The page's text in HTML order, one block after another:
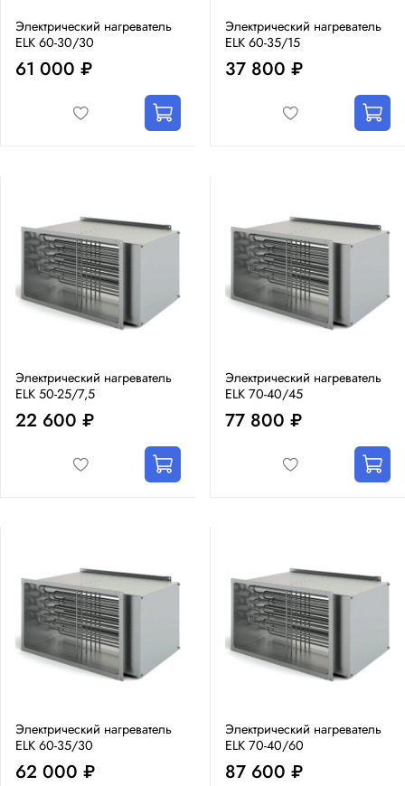
Электрический нагреватель
ELK 60-30/30
61 000 ₽
Электрический нагреватель
ELK 60-35/15
37 800 ₽
Электрический нагреватель
ELK 50-25/7,5
22 600 ₽
Электрический нагреватель
ELK 70-40/45
77 800 ₽
Электрический нагреватель
ELK 60-35/30
62 000 ₽
Электрический нагреватель
ELK 70-40/60
87 600 ₽